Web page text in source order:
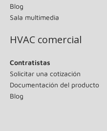
Blog
Sala multimedia
HVAC comercial
Contratistas
Solicitar una cotización
Documentación del producto
Blog